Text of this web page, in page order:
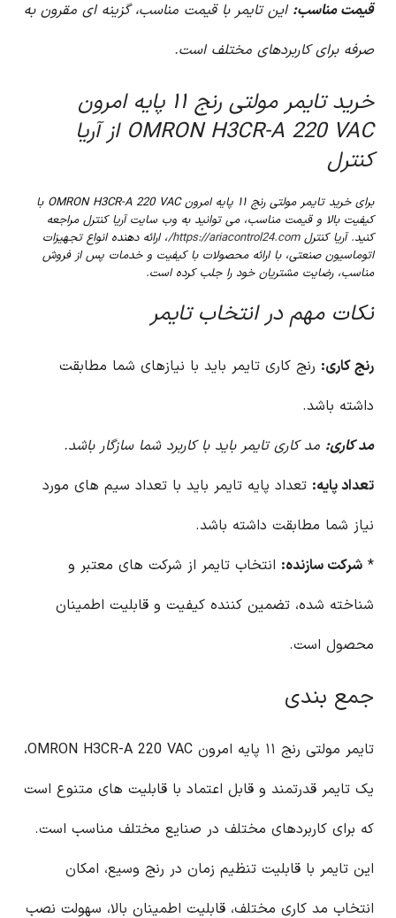
قیمت مناسب: این تایمر با قیمت مناسب، گزینه ای مقرون به
صرفه برای کاربردهای مختلف است.
خرید تایمر مولتی رنج ۱۱ پایه امرون
OMRON H3CR-A 220 VAC از آریا
کنترل
برای خرید تایمر مولتی رنج ۱۱ پایه امرون OMRON H3CR-A 220 VAC با
کیفیت بالا و قیمت مناسب، می توانید به وب سایت آریا کنترل مراجعه
کنید. آریا کنترلhttps://ariacontrol24.com/ ، ارائه دهنده انواع تجهیزات
اتوماسیون صنعتی، با ارائه محصولات با کیفیت و خدمات پس از فروش
مناسب، رضایت مشتریان خود را جلب کرده است.
نکات مهم در انتخاب تایمر
رنج کاری: رنج کاری تایمر باید با نیازهای شما مطابقت
داشته باشد.
مد کاری: مد کاری تایمر باید با کاربرد شما سازگار باشد.
تعداد پایه: تعداد پایه تایمر باید با تعداد سیم های مورد
نیاز شما مطابقت داشته باشد.
* شرکت سازنده: انتخاب تایمر از شرکت های معتبر و
شناخته شده، تضمین کننده کیفیت و قابلیت اطمینان
محصول است.
جمع بندی
تایمر مولتی رنج ۱۱ پایه امرون OMRON H3CR-A 220 VAC،
یک تایمر قدرتمند و قابل اعتماد با قابلیت های متنوع است
که برای کاربردهای مختلف در صنایع مختلف مناسب است.
این تایمر با قابلیت تنظیم زمان در رنج وسیع، امکان
انتخاب مد کاری مختلف، قابلیت اطمینان بالا، سهولت نصب